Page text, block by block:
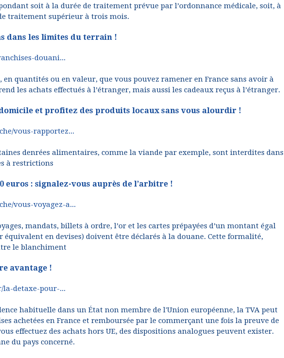
soit à la durée de traitement prévue par l’ordonnance médicale, soit, à
traitement supérieur à trois mois.
dans les limites du terrain !
douani...
en quantités ou en valeur, que vous pouvez ramener en France sans avoir à
les achats effectués à l’étranger, mais aussi les cadeaux reçus à l’étranger.
et profitez des produits locaux sans vous alourdir !
vous-rapportez...
denrées alimentaires, comme la viande par exemple, sont interdites dans
à restrictions
euros : signalez-vous auprès de l’arbitre !
vous-voyagez-a...
mandats, billets à ordre, l’or et les cartes prépayées d’un montant égal
équivalent en devises) doivent être déclarés à la douane. Cette formalité,
le blanchiment
avantage !
la-detaxe-pour-...
habituelle dans un État non membre de l'Union européenne, la TVA peut
achetées en France et remboursée par le commerçant une fois la preuve de
effectuez des achats hors UE, des dispositions analogues peuvent exister.
du pays concerné.